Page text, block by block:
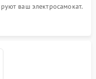
ваш электросамокат.